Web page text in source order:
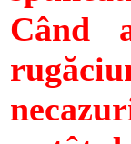
Când